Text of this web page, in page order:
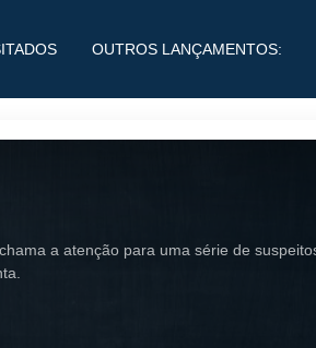
OUTROS LANÇAMENTOS:
a atenção para uma série de